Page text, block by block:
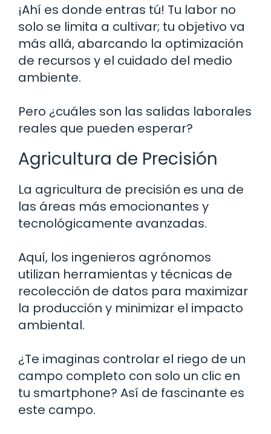
¡Ahí es donde entras tú! Tu labor no
solo se limita a cultivar; tu objetivo va
más allá, abarcando la optimización
de recursos y el cuidado del medio
ambiente.
Pero ¿cuáles son las salidas laborales
reales que pueden esperar?
Agricultura de Precisión
La agricultura de precisión es una de
las áreas más emocionantes y
tecnológicamente avanzadas.
Aquí, los ingenieros agrónomos
utilizan herramientas y técnicas de
recolección de datos para maximizar
la producción y minimizar el impacto
ambiental.
¿Te imaginas controlar el riego de un
campo completo con solo un clic en
tu smartphone? Así de fascinante es
este campo.